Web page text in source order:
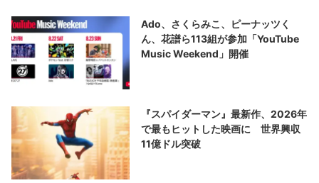
Ado、さくらみこ、ピーナッツく
ん、花譜ら113組が参加「YouTube
Music Weekend」開催
『スパイダーマン』最新作、2026年
で最もヒットした映画に 世界興収
11億ドル突破